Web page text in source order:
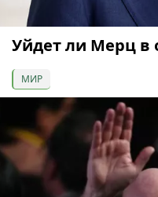
Уйдет ли Мерц в
МИР